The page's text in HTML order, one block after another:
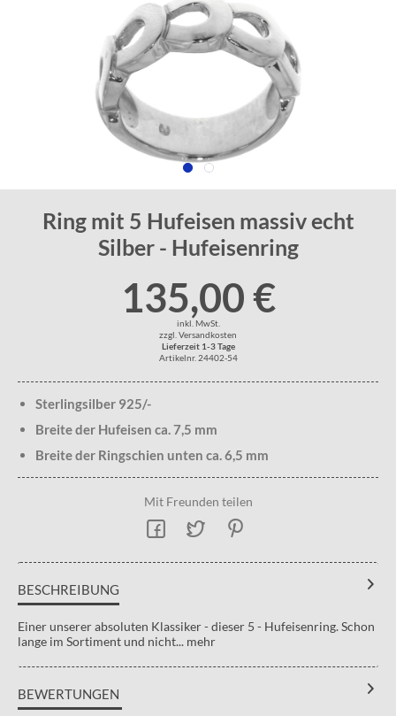
Ring mit 5 Hufeisen massiv echt
Silber - Hufeisenring
135,00 €
inkl. MwSt.
zzgl. Versandkosten
Lieferzeit 1-3 Tage
Artikelnr. 24402-54
Sterlingsilber 925/-
Breite der Hufeisen ca. 7,5 mm
Breite der Ringschien unten ca. 6,5 mm
Mit Freunden teilen
BESCHREIBUNG
Einer unserer absoluten Klassiker - dieser 5 - Hufeisenring. Schon
lange im Sortiment und nicht... mehr
BEWERTUNGEN